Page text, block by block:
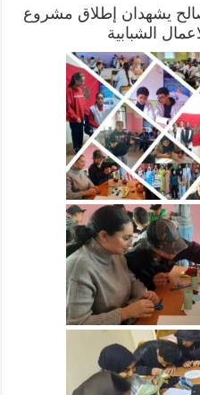
يشهدان إطلاق مشروع